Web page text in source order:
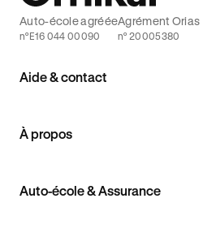
Aide & contact
À propos
Auto-école & Assurance
Auto-école agréée
n°E16 044 00090
Agrément Orias
n° 20005380